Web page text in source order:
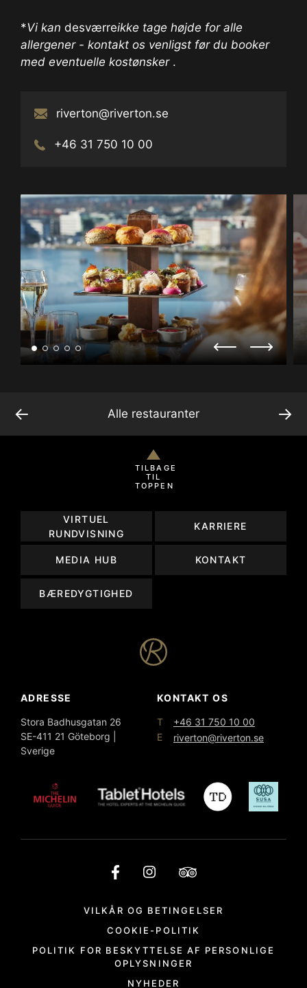
*Vi kan desværreikke tage højde for alle
allergener - kontakt os venligst før du booker
med eventuelle kostønsker .
riverton@riverton.se
+46 31 750 10 00
← →
Alle restauranter
TILBAGE
TIL
TOPPEN
VIRTUEL
RUNDVISNING
KARRIERE
MEDIA HUB KONTAKT
BÆREDYGTIGHED
ADRESSE
Stora Badhusgatan 26
SE-411 21 Göteborg |
Sverige
KONTAKT OS
T
+46 31 750 10 00
E
riverton@riverton.se
VILKÅR OG BETINGELSER
COOKIE-POLITIK
POLITIK FOR BESKYTTELSE AF PERSONLIGE
OPLYSNINGER
NYHEDER